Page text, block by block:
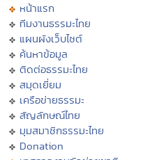
หน้าแรก
ทีมงานธรรมะไทย
แผนผังเว็บไซต์
ค้นหาข้อมูล
ติดต่อธรรมะไทย
สมุดเยี่ยม
เครือข่ายธรรมะ
สัญลักษณ์ไทย
มุมสมาชิกธรรมะไทย
Donation